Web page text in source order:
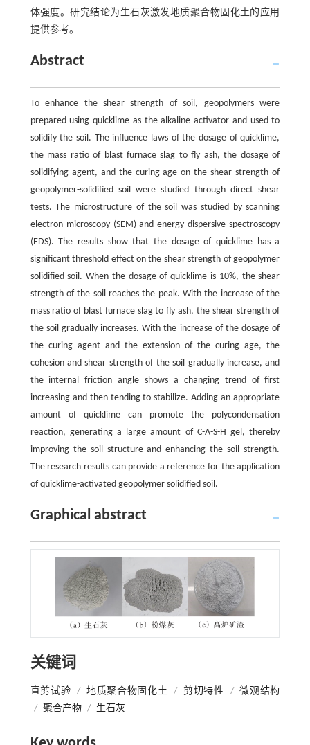
体强度。研究结论为生石灰激发地质聚合物固化土的应用
提供参考。
Abstract
To enhance the shear strength of soil, geopolymers were
prepared using quicklime as the alkaline activator and used to
solidify the soil. The influence laws of the dosage of quicklime,
the mass ratio of blast furnace slag to fly ash, the dosage of
solidifying agent, and the curing age on the shear strength of
geopolymer-solidified soil were studied through direct shear
tests. The microstructure of the soil was studied by scanning
electron microscopy (SEM) and energy dispersive spectroscopy
(EDS). The results show that the dosage of quicklime has a
significant threshold effect on the shear strength of geopolymer
solidified soil. When the dosage of quicklime is 10%, the shear
strength of the soil reaches the peak. With the increase of the
mass ratio of blast furnace slag to fly ash, the shear strength of
the soil gradually increases. With the increase of the dosage of
the curing agent and the extension of the curing age, the
cohesion and shear strength of the soil gradually increase, and
the internal friction angle shows a changing trend of first
increasing and then tending to stabilize. Adding an appropriate
amount of quicklime can promote the polycondensation
reaction, generating a large amount of C-A-S-H gel, thereby
improving the soil structure and enhancing the soil strength.
The research results can provide a reference for the application
of quicklime-activated geopolymer solidified soil.
Graphical abstract
关键词
直剪试验 / 地质聚合物固化土 / 剪切特性 / 微观结构
/ 聚合产物 / 生石灰